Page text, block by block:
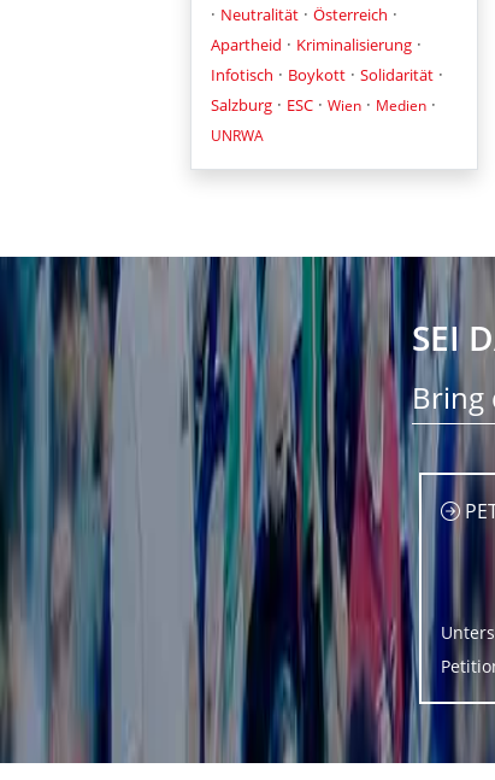
· Neutralität · Österreich ·
Apartheid · Kriminalisierung ·
Infotisch · Boykott · Solidarität ·
Salzburg · ESC · Wien · Medien ·
UNRWA
SEI
Bring